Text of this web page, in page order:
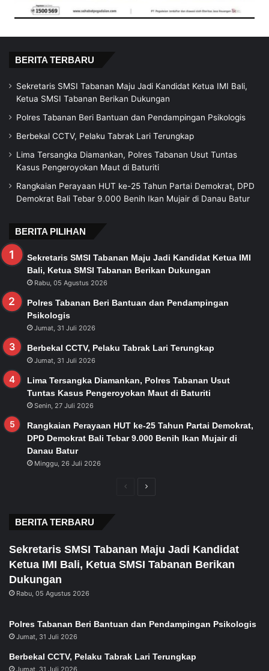
BERITA TERBARU
Sekretaris SMSI Tabanan Maju Jadi Kandidat Ketua IMI Bali,
Ketua SMSI Tabanan Berikan Dukungan
Polres Tabanan Beri Bantuan dan Pendampingan Psikologis
Berbekal CCTV, Pelaku Tabrak Lari Terungkap
Lima Tersangka Diamankan, Polres Tabanan Usut Tuntas
Kasus Pengeroyokan Maut di Baturiti
Rangkaian Perayaan HUT ke-25 Tahun Partai Demokrat, DPD
Demokrat Bali Tebar 9.000 Benih Ikan Mujair di Danau Batur
BERITA PILIHAN
Sekretaris SMSI Tabanan Maju Jadi Kandidat Ketua IMI
Bali, Ketua SMSI Tabanan Berikan Dukungan
Rabu, 05 Agustus 2026
Polres Tabanan Beri Bantuan dan Pendampingan
Psikologis
Jumat, 31 Juli 2026
Berbekal CCTV, Pelaku Tabrak Lari Terungkap
Jumat, 31 Juli 2026
Lima Tersangka Diamankan, Polres Tabanan Usut
Tuntas Kasus Pengeroyokan Maut di Baturiti
Senin, 27 Juli 2026
Rangkaian Perayaan HUT ke-25 Tahun Partai Demokrat,
DPD Demokrat Bali Tebar 9.000 Benih Ikan Mujair di
Danau Batur
Minggu, 26 Juli 2026
PreviousNext
BERITA TERBARU
Sekretaris SMSI Tabanan Maju Jadi Kandidat
Ketua IMI Bali, Ketua SMSI Tabanan Berikan
Dukungan
Rabu, 05 Agustus 2026
Polres Tabanan Beri Bantuan dan Pendampingan Psikologis
Jumat, 31 Juli 2026
Berbekal CCTV, Pelaku Tabrak Lari Terungkap
Jumat, 31 Juli 2026